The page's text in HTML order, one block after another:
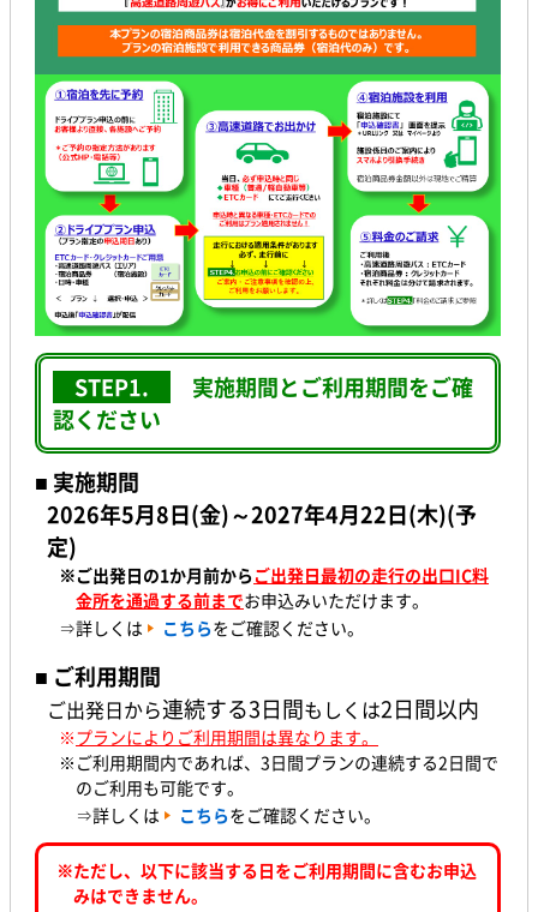
STEP1.
実施期間とご利用期間をご確
認ください
■ 実施期間
2026年5月8日(金)～2027年4月22日(木)(予
定)
※ご出発日の1か月前からご出発日最初の走行の出口IC料
金所を通過する前までお申込みいただけます。
⇒詳しくは
こちらをご確認ください。
■ ご利用期間
ご出発日から連続する3日間もしくは2日間以内
※プランによりご利用期間は異なります。
※ご利用期間内であれば、3日間プランの連続する2日間で
のご利用も可能です。
⇒詳しくは
こちらをご確認ください。
※ただし、以下に該当する日をご利用期間に含むお申込
みはできません。